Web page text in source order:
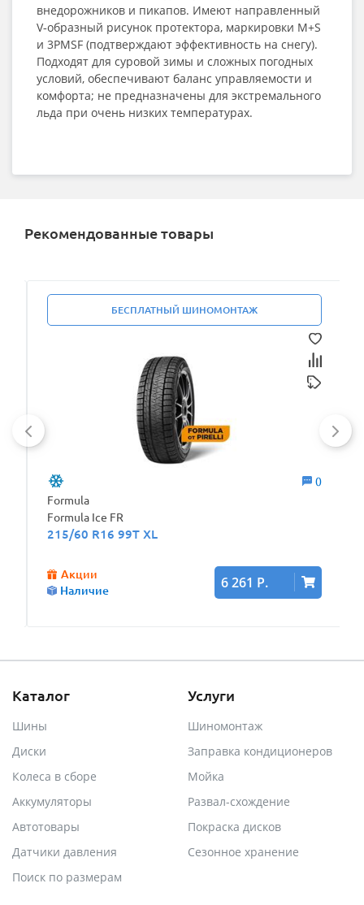
внедорожников и пикапов. Имеют направленный
V‑образный рисунок протектора, маркировки M+S
и 3PMSF (подтверждают эффективность на снегу).
Подходят для суровой зимы и сложных погодных
условий, обеспечивают баланс управляемости и
комфорта; не предназначены для экстремального
льда при очень низких температурах.
Рекомендованные товары
БЕСПЛАТНЫЙ ШИНОМОНТАЖ
0
Formula
Formula Ice FR
215/60 R16 99T XL
Акции
Наличие
6 261 Р.
Каталог
Шины
Диски
Колеса в сборе
Аккумуляторы
Автотовары
Датчики давления
Поиск по размерам
Услуги
Шиномонтаж
Заправка кондиционеров
Мойка
Развал-схождение
Покраска дисков
Сезонное хранение